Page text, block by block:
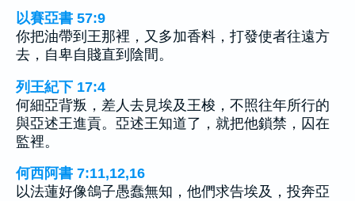
以賽亞書 57:9
你把油帶到王那裡，又多加香料，打發使者往遠方
去，自卑自賤直到陰間。
列王紀下 17:4
何細亞背叛，差人去見埃及王梭，不照往年所行的
與亞述王進貢。亞述王知道了，就把他鎖禁，囚在
監裡。
何西阿書 7:11,12,16
以法蓮好像鴿子愚蠢無知，他們求告埃及，投奔亞